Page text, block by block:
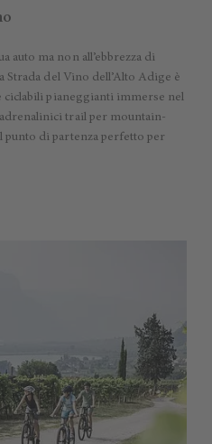
auto ma non all’ebbrezza di
Strada del Vino dell’Alto Adige è
ciclabili pianeggianti immerse nel
trail per mountain-
punto di partenza perfetto per